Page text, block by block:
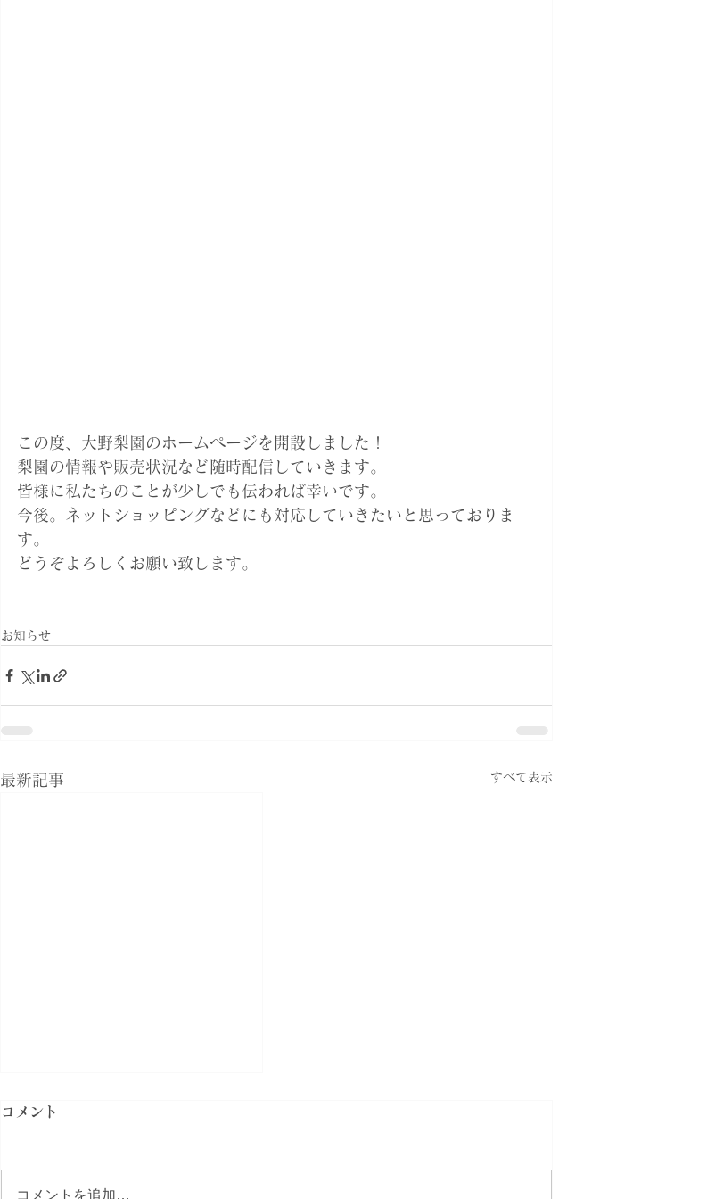
この度、大野梨園のホームページを開設しました！
梨園の情報や販売状況など随時配信していきます。
皆様に私たちのことが少しでも伝われば幸いです。
今後。ネットショッピングなどにも対応していきたいと思っておりま
す。
どうぞよろしくお願い致します。
お知らせ
最新記事 すべて表示
コメント
コメントを追加…